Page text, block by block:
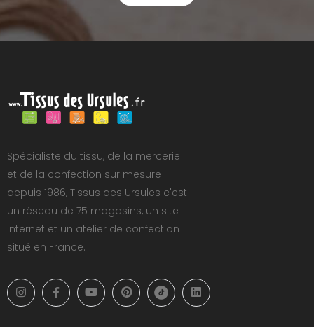
Spécialiste du tissu, de la mercerie
et de la confection sur mesure
depuis 1986, Tissus des Ursules c'est
un réseau de 75 magasins, un site
Internet et un atelier de confection
situé en France.